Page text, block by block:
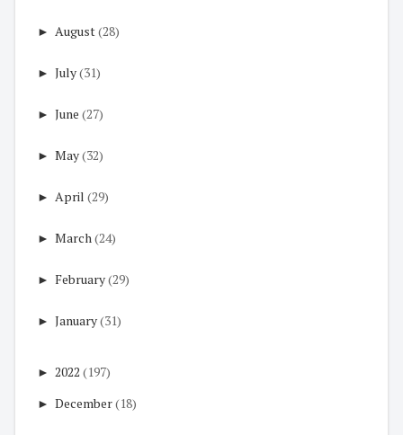
► August(28)
► July(31)
► June (27)
► May(32)
► April (29)
► March(24)
► February(29)
► January(31)
► 2022 (197)
► December(18)